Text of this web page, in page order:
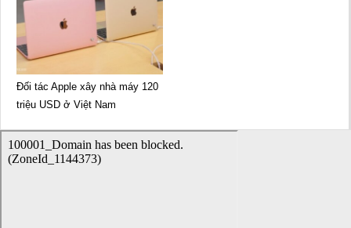
Đối tác Apple xây nhà máy 120
triệu USD ở Việt Nam